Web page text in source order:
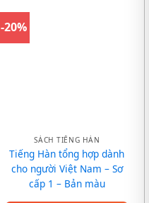
-20%
SÁCH TIẾNG HÀN
Tiếng Hàn tổng hợp dành
cho người Việt Nam – Sơ
cấp 1 – Bản màu